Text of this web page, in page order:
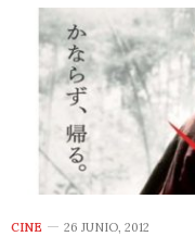
CINE 26 JUNIO, 2012